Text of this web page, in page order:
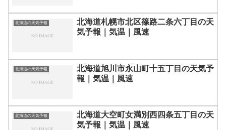
北海道の天気予報
北海道札幌市北区篠路二条六丁目の天
気予報｜気温｜風速
北海道の天気予報
北海道旭川市永山町十五丁目の天気予
報｜気温｜風速
北海道の天気予報
北海道大空町女満別西四条五丁目の天
気予報｜気温｜風速